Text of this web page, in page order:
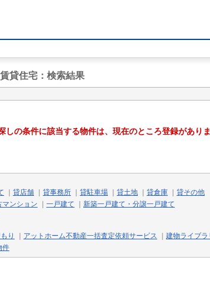
貸住宅 ：検索結果
しの条件に該当する物件は、現在のところ登録がありま
貸店舗 貸事務所 貸駐車場 貸土地 貸倉庫
貸その他
マンション 一戸建て
新築一戸建て・分譲一戸建て
り アットホーム不動産一括査定依頼サービス
建物ライブラ
件